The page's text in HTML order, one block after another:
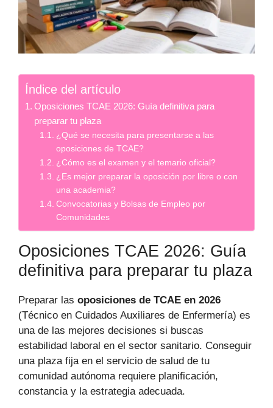
Índice del artículo
Oposiciones TCAE 2026: Guía definitiva para
preparar tu plaza
¿Qué se necesita para presentarse a las
oposiciones de TCAE?
¿Cómo es el examen y el temario oficial?
¿Es mejor preparar la oposición por libre o con
una academia?
Convocatorias y Bolsas de Empleo por
Comunidades
Oposiciones TCAE 2026: Guía
definitiva para preparar tu plaza
Preparar las oposiciones de TCAE en 2026
(Técnico en Cuidados Auxiliares de Enfermería) es
una de las mejores decisiones si buscas
estabilidad laboral en el sector sanitario. Conseguir
una plaza fija en el servicio de salud de tu
comunidad autónoma requiere planificación,
constancia y la estrategia adecuada.